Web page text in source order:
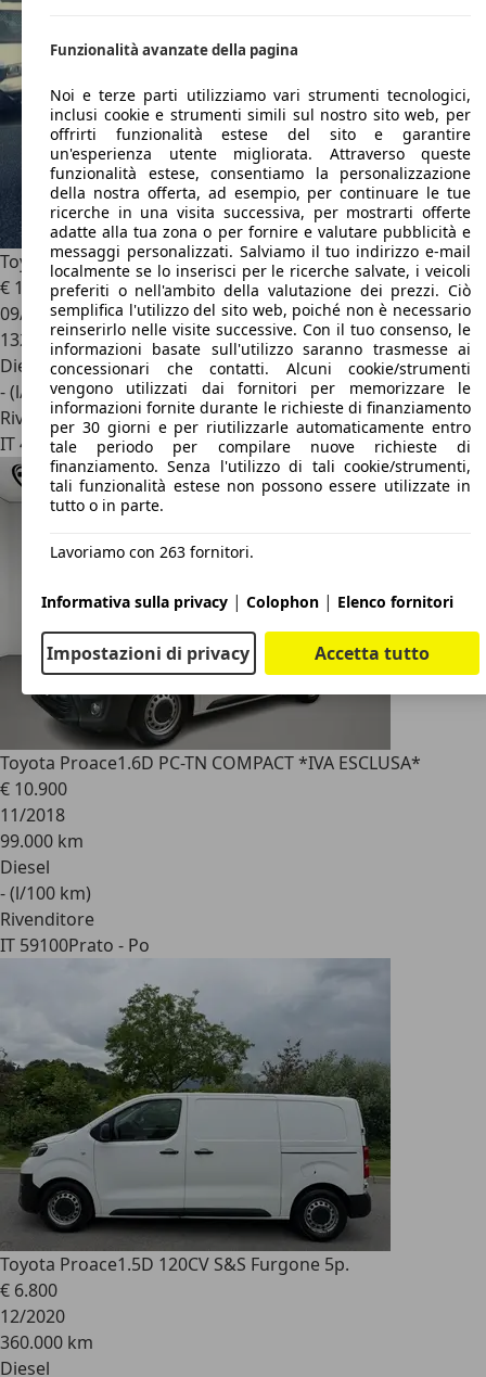
Toyota Proace
€ 11.5001
09/2019
132.750 km
Diesel
- (l/100 km)
Rivenditore
IT 46042Castel Goffredo - Mantova - Mn
Toyota Proace1.6D PC-TN COMPACT *IVA ESCLUSA*
€ 10.900
11/2018
99.000 km
Diesel
- (l/100 km)
Rivenditore
IT 59100Prato - Po
Toyota Proace1.5D 120CV S&S Furgone 5p.
€ 6.800
12/2020
360.000 km
Diesel
Funzionalità avanzate della pagina
Noi e terze parti utilizziamo vari strumenti tecnologici,
inclusi cookie e strumenti simili sul nostro sito web, per
offrirti funzionalità estese del sito e garantire
un'esperienza utente migliorata. Attraverso queste
funzionalità estese, consentiamo la personalizzazione
della nostra offerta, ad esempio, per continuare le tue
ricerche in una visita successiva, per mostrarti offerte
adatte alla tua zona o per fornire e valutare pubblicità e
messaggi personalizzati. Salviamo il tuo indirizzo e-mail
localmente se lo inserisci per le ricerche salvate, i veicoli
preferiti o nell'ambito della valutazione dei prezzi. Ciò
semplifica l'utilizzo del sito web, poiché non è necessario
reinserirlo nelle visite successive. Con il tuo consenso, le
informazioni basate sull'utilizzo saranno trasmesse ai
concessionari che contatti. Alcuni cookie/strumenti
vengono utilizzati dai fornitori per memorizzare le
informazioni fornite durante le richieste di finanziamento
per 30 giorni e per riutilizzarle automaticamente entro
tale periodo per compilare nuove richieste di
finanziamento. Senza l'utilizzo di tali cookie/strumenti,
tali funzionalità estese non possono essere utilizzate in
tutto o in parte.
Lavoriamo con 263 fornitori.
Informativa sulla privacy | Colophon | Elenco fornitori
Impostazioni di privacy Accetta tutto